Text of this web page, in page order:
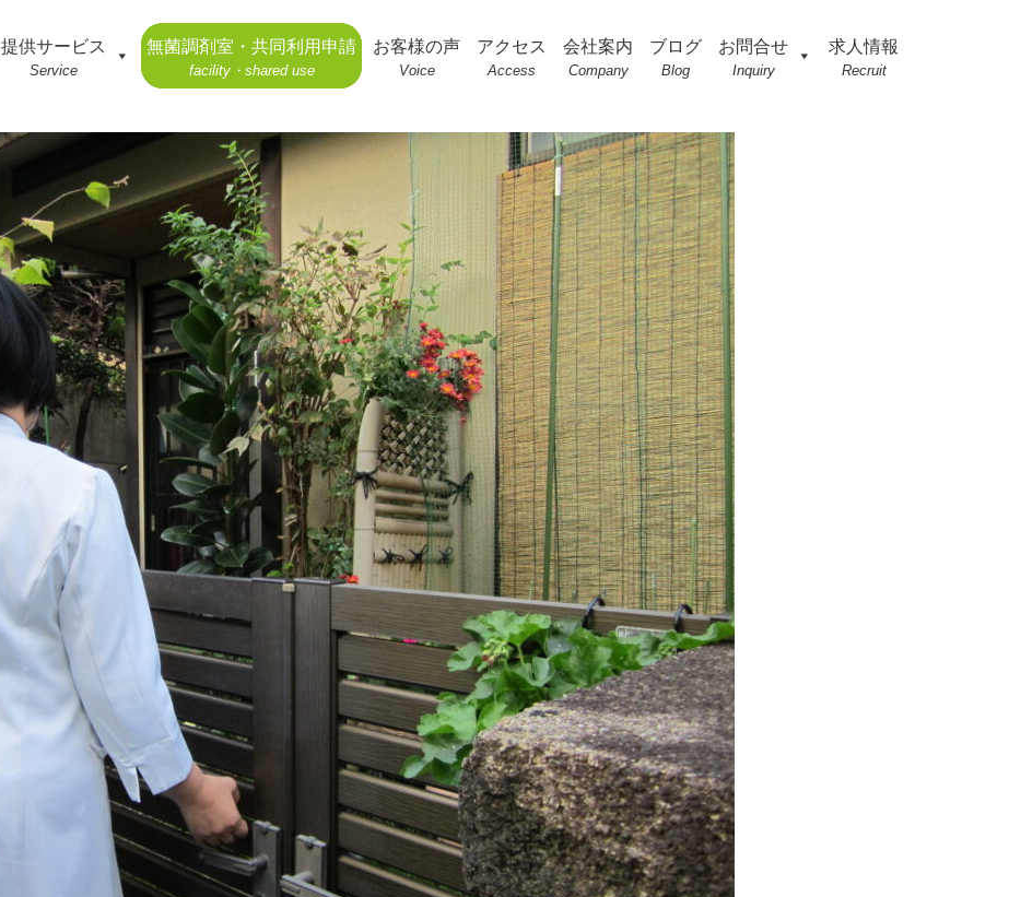
提供サービス
Service
無菌調剤室・共同利用申請
facility・shared use
お客様の声
Voice
アクセス
Access
会社案内
Company
ブログ
Blog
お問合せ
Inquiry
求人情報
Recruit